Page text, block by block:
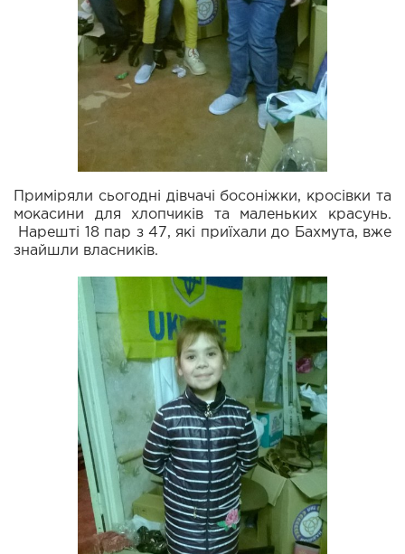
Приміряли сьогодні дівчачі босоніжки, кросівки та
мокасини для хлопчиків та маленьких красунь.
Нарешті 18 пар з 47, які приїхали до Бахмута, вже
знайшли власників.